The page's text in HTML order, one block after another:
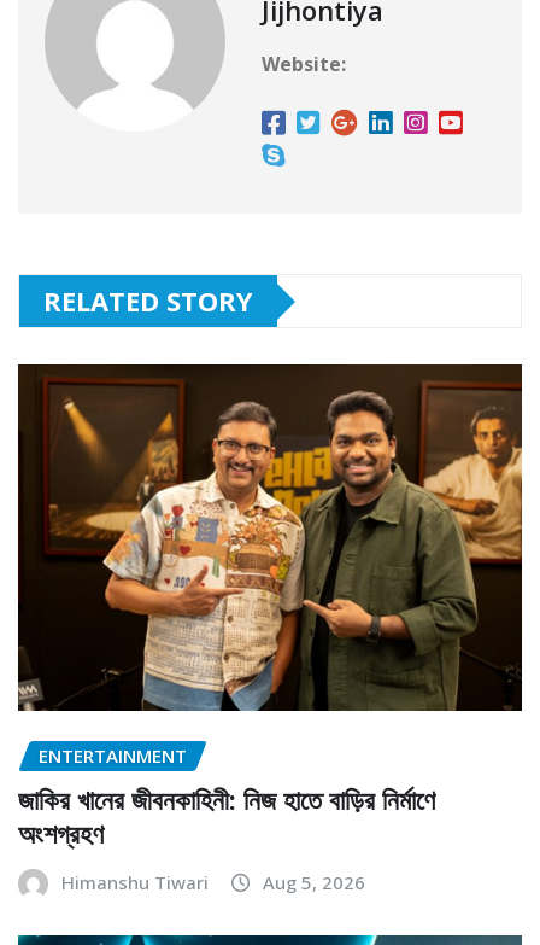
Jijhontiya
Website:
RELATED STORY
ENTERTAINMENT
জাকির খানের জীবনকাহিনী: নিজ হাতে বাড়ির নির্মাণে
অংশগ্রহণ
Himanshu Tiwari Aug 5, 2026